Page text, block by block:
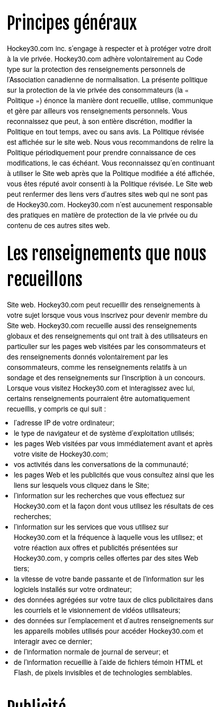
Principes généraux
Hockey30.com inc. s’engage à respecter et à protéger votre droit
à la vie privée. Hockey30.com adhère volontairement au Code
type sur la protection des renseignements personnels de
l’Association canadienne de normalisation. La présente politique
sur la protection de la vie privée des consommateurs (la «
Politique ») énonce la manière dont recueille, utilise, communique
et gère par ailleurs vos renseignements personnels. Vous
reconnaissez que peut, à son entière discrétion, modifier la
Politique en tout temps, avec ou sans avis. La Politique révisée
est affichée sur le site web. Nous vous recommandons de relire la
Politique périodiquement pour prendre connaissance de ces
modifications, le cas échéant. Vous reconnaissez qu’en continuant
à utiliser le Site web après que la Politique modifiée a été affichée,
vous êtes réputé avoir consenti à la Politique révisée. Le Site web
peut renfermer des liens vers d’autres sites web qui ne sont pas
de Hockey30.com. Hockey30.com n’est aucunement responsable
des pratiques en matière de protection de la vie privée ou du
contenu de ces autres sites web.
Les renseignements que nous
recueillons
Site web. Hockey30.com peut recueillir des renseignements à
votre sujet lorsque vous vous inscrivez pour devenir membre du
Site web. Hockey30.com recueille aussi des renseignements
globaux et des renseignements qui ont trait à des utilisateurs en
particulier sur les pages web visitées par les consommateurs et
des renseignements donnés volontairement par les
consommateurs, comme les renseignements relatifs à un
sondage et des renseignements sur l’inscription à un concours.
Lorsque vous visitez Hockey30.com et interagissez avec lui,
certains renseignements pourraient être automatiquement
recueillis, y compris ce qui suit :
l’adresse IP de votre ordinateur;
le type de navigateur et de système d’exploitation utilisés;
les pages Web visitées par vous immédiatement avant et après
votre visite de Hockey30.com;
vos activités dans les conversations de la communauté;
les pages Web et les publicités que vous consultez ainsi que les
liens sur lesquels vous cliquez dans le Site;
l’information sur les recherches que vous effectuez sur
Hockey30.com et la façon dont vous utilisez les résultats de ces
recherches;
l’information sur les services que vous utilisez sur
Hockey30.com et la fréquence à laquelle vous les utilisez; et
votre réaction aux offres et publicités présentées sur
Hockey30.com, y compris celles offertes par des sites Web
tiers;
la vitesse de votre bande passante et de l’information sur les
logiciels installés sur votre ordinateur;
des données agrégées sur votre taux de clics publicitaires dans
les courriels et le visionnement de vidéos utilisateurs;
des données sur l’emplacement et d’autres renseignements sur
les appareils mobiles utilisés pour accéder Hockey30.com et
interagir avec ce dernier;
de l’information normale de journal de serveur; et
de l’information recueillie à l’aide de fichiers témoin HTML et
Flash, de pixels invisibles et de technologies semblables.